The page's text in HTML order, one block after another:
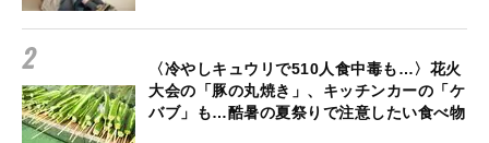
〈冷やしキュウリで510人食中毒も…〉花火
大会の「豚の丸焼き」、キッチンカーの「ケ
バブ」も…酷暑の夏祭りで注意したい食べ物